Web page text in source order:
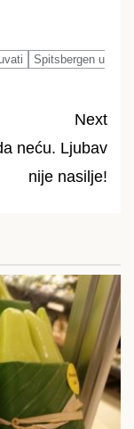
Spitsbergen u
Next
neću. Ljubav
nije nasilje!